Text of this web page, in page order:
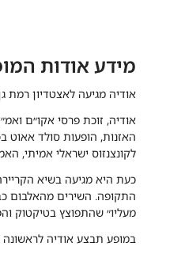
מידע אודות
אודיה מגיעה לאצטדיון רמת גן ב25.6 למופע הענק של הקיץ, ערב חד פעמי, עוצמתי ומרגש עם הזמרת הכי מצליחה והכי
אודיה, זוכת פרסי אקו״ם
האזנות, הופעות סולד אאוט
לקונצנזוס ישראלי אמיתי,
כעת היא מגיעה בשיא
התקופה. השירים מהאלבום
מעליו״ שהתפוצץ בטיקטוק
במופע תבצע אודיה